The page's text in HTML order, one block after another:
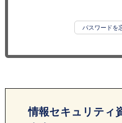
パスワードを
情報セキュリティ